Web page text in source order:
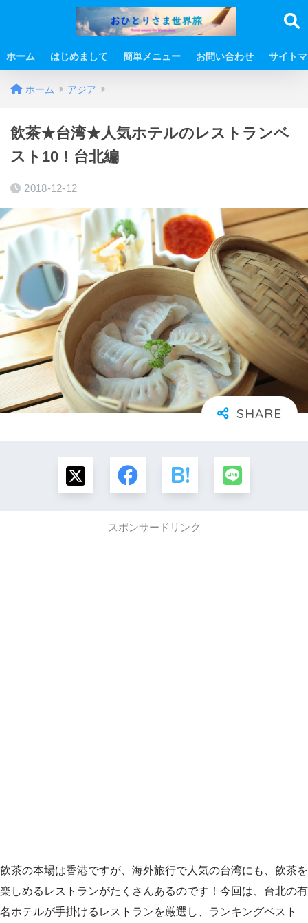
ホーム はじめまして 簡単メニュー お問い合わせ サイト
ホーム アジア
飲茶★台湾★人気ホテルのレストランベ
スト10！台北編
2018-12-12
スポンサードリンク
飲茶の本場は香港ですが、海外旅行で人気の台湾にも、飲茶を
楽しめるレストランがたくさんあるのです！今回は、台北の有
名ホテルが手掛けるレストランを厳選し、ランキングベスト